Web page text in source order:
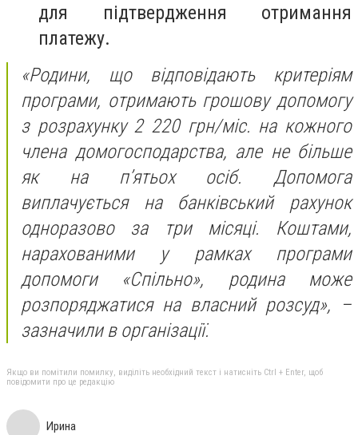
для підтвердження отримання
платежу.
«Родини, що відповідають критеріям
програми, отримають грошову допомогу
з розрахунку 2 220 грн/міс. на кожного
члена домогосподарства, але не більше
як на п’ятьох осіб. Допомога
виплачується на банківський рахунок
одноразово за три місяці. Коштами,
нарахованими у рамках програми
допомоги «Спільно», родина може
розпоряджатися на власний розсуд», –
зазначили в організації.
Якщо ви помітили помилку, виділіть необхідний текст і натисніть Ctrl + Enter, щоб
повідомити про це редакцію
Ирина